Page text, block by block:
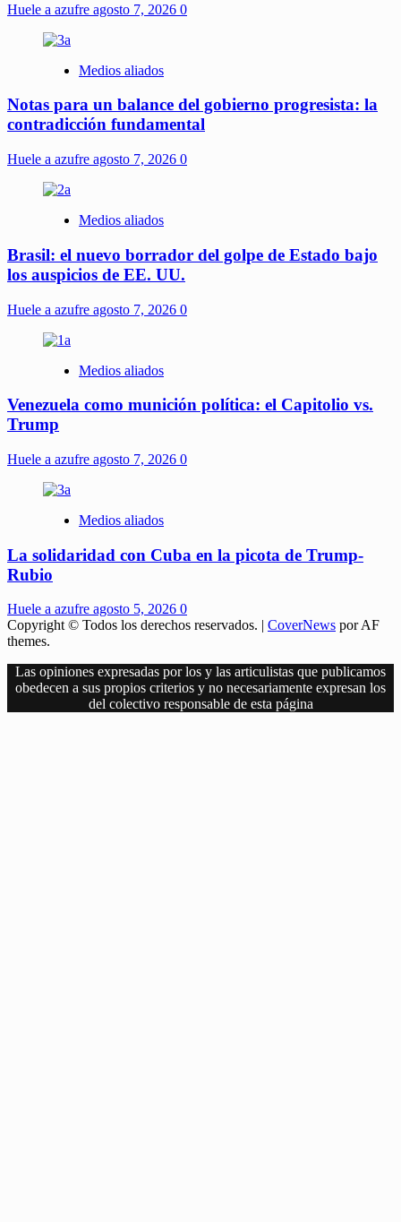
Huele a azufre agosto 7, 2026 0
Medios aliados
Notas para un balance del gobierno progresista: la
contradicción fundamental
Huele a azufre agosto 7, 2026 0
Medios aliados
Brasil: el nuevo borrador del golpe de Estado bajo
los auspicios de EE. UU.
Huele a azufre agosto 7, 2026 0
Medios aliados
Venezuela como munición política: el Capitolio vs.
Trump
Huele a azufre agosto 7, 2026 0
Medios aliados
La solidaridad con Cuba en la picota de Trump-
Rubio
Huele a azufre agosto 5, 2026 0
Copyright © Todos los derechos reservados. | CoverNews por AF
themes.
Las opiniones expresadas por los y las articulistas que publicamos
obedecen a sus propios criterios y no necesariamente expresan los
del colectivo responsable de esta página